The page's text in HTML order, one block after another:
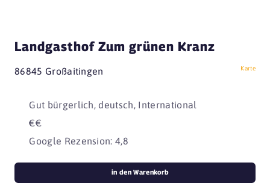
Landgasthof Zum grünen Kranz
86845 Großaitingen Karte
Gut bürgerlich, deutsch, International
€€
Google Rezension: 4,8
in den Warenkorb